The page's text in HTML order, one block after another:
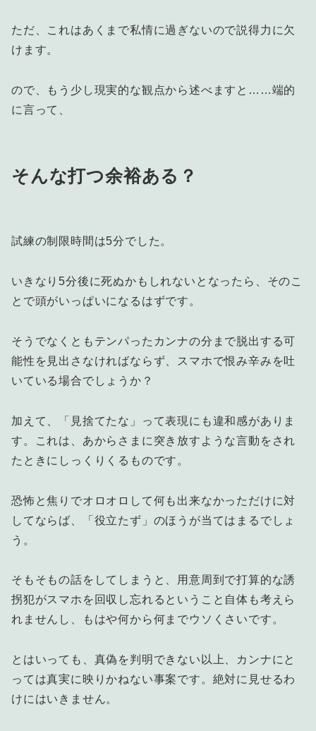
ただ、これはあくまで私情に過ぎないので説得力に欠
けます。
ので、もう少し現実的な観点から述べますと……端的
に言って、
そんな打つ余裕ある？
試練の制限時間は5分でした。
いきなり5分後に死ぬかもしれないとなったら、そのこ
とで頭がいっぱいになるはずです。
そうでなくともテンパったカンナの分まで脱出する可
能性を見出さなければならず、スマホで恨み辛みを吐
いている場合でしょうか？
加えて、「見捨てたな」って表現にも違和感がありま
す。これは、あからさまに突き放すような言動をされ
たときにしっくりくるものです。
恐怖と焦りでオロオロして何も出来なかっただけに対
してならば、「役立たず」のほうが当てはまるでしょ
う。
そもそもの話をしてしまうと、用意周到で打算的な誘
拐犯がスマホを回収し忘れるということ自体も考えら
れませんし、もはや何から何までウソくさいです。
とはいっても、真偽を判明できない以上、カンナにと
っては真実に映りかねない事案です。絶対に見せるわ
けにはいきません。